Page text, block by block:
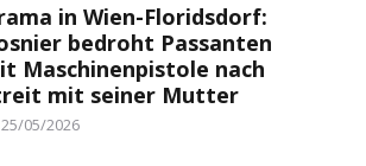
in Wien-Floridsdorf:
bedroht Passanten
Maschinenpistole nach
mit seiner Mutter
Posted
25/05/2026